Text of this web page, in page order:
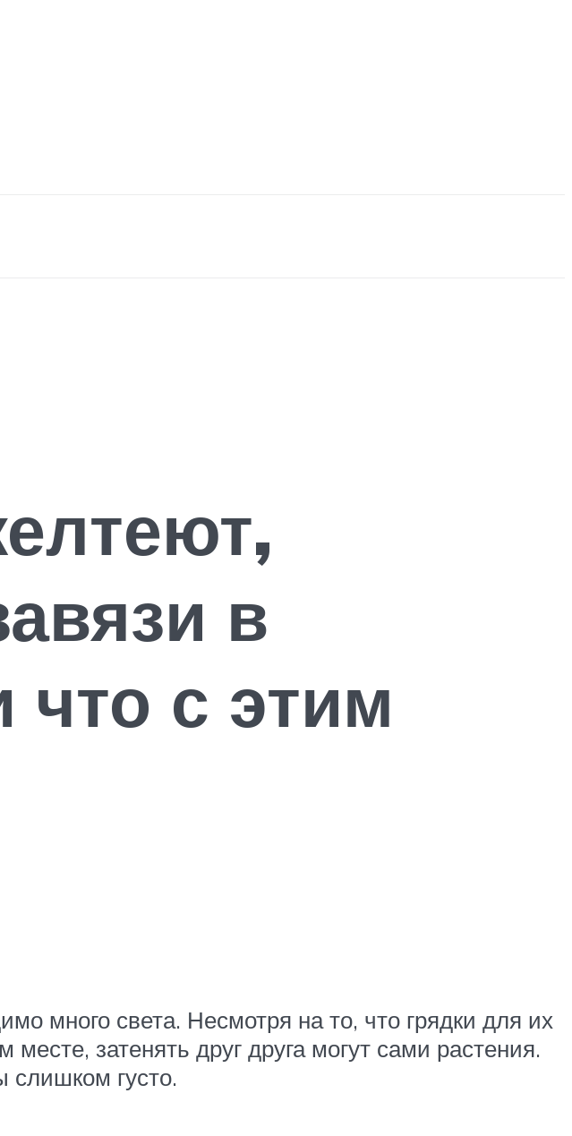
в
что с этим
много света. Несмотря на то, что грядки для их
затенять друг друга могут сами растения.
слишком густо.